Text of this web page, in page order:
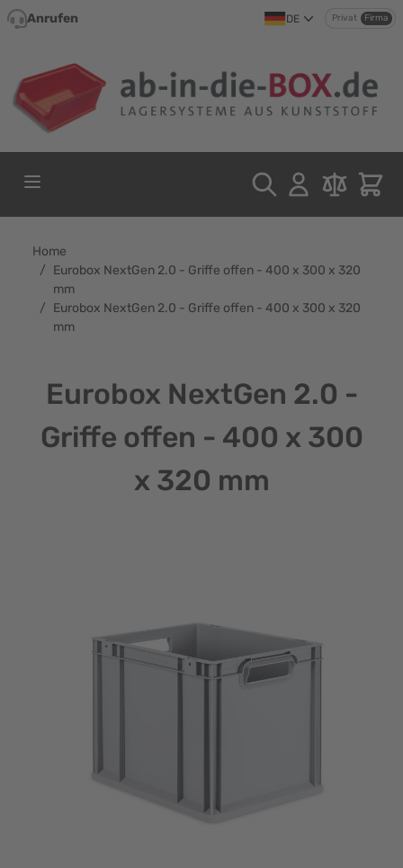
Direkt zum Inhalt
Anrufen DE Privat Firma
Home
/ Eurobox NextGen 2.0 - Griffe offen - 400 x 300 x 320
mm
/ Eurobox NextGen 2.0 - Griffe offen - 400 x 300 x 320
mm
Eurobox NextGen 2.0 -
Griffe offen - 400 x 300
x 320 mm